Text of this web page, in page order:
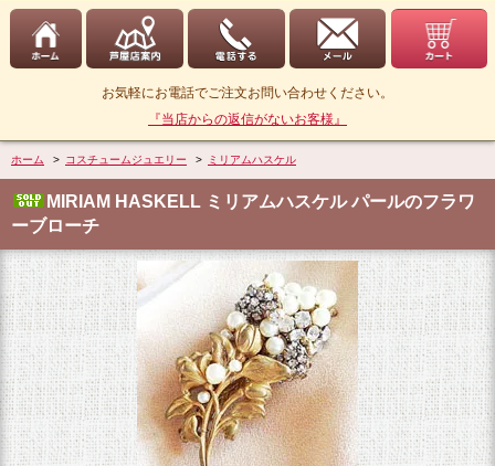
お気軽にお電話でご注文お問い合わせください。
『当店からの返信がないお客様』
ホーム > コスチュームジュエリー > ミリアムハスケル
MIRIAM HASKELL ミリアムハスケル パールのフラワ
ーブローチ